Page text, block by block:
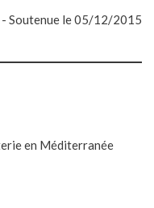
- Soutenue le 05/12/2015
en Méditerranée